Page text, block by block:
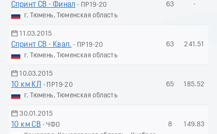
Спринт СВ - Финал - ПР19-20
г. Тюмень, Тюменская область
63 -
11.03.2015
Спринт СВ - Квал. - ПР19-20
г. Тюмень, Тюменская область
63 241.51
10.03.2015
10 км КЛ
- ПР19-20
г. Тюмень, Тюменская область
65 185.52
30.01.2015
10 км СВ - ЧФО
8 149.83